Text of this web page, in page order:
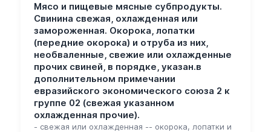
Мясо и пищевые мясные субпродукты.
Свинина свежая, охлажденная или
замороженная. Окорока, лопатки
(передние окорока) и отруба из них,
необваленные, свежие или охлажденные
прочих свиней, в порядке, указан.в
дополнительном примечании
евразийского экономического союза 2 к
группе 02 (свежая указанном
охлажденная прочие).
- свежая или охлажденная -- окорока, лопатки и